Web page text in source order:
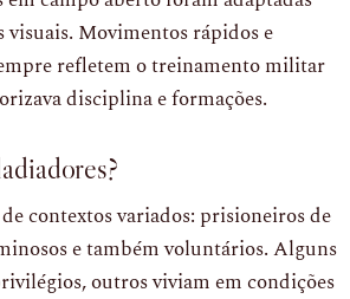
visuais. Movimentos rápidos e
refletem o treinamento militar
disciplina e formações.
contextos variados: prisioneiros de
e também voluntários. Alguns
outros viviam em condições